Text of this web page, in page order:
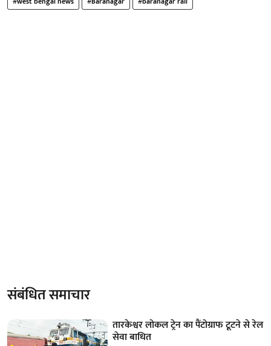
संबंधित समाचार
तारकेश्वर लोकल ट्रेन का पैंटोग्राफ टूटने से रेल
सेवा बाधित